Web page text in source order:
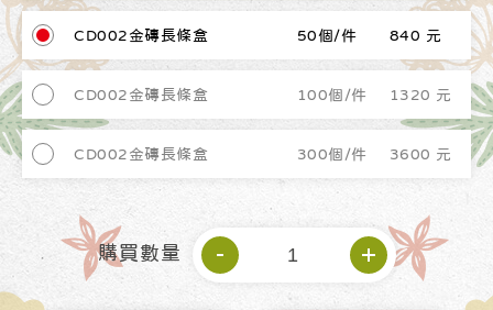
CD002金磚長條盒 50個/件 840 元
CD002金磚長條盒 100個/件 1320 元
CD002金磚長條盒 300個/件 3600 元
購買數量